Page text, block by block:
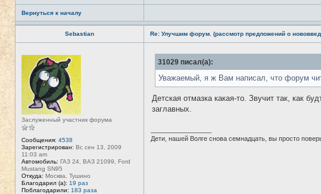
Вернуться к началу
Sebastian
Н
е
в
с
е
т
и
Заслуженный участник форума
Сообщения: 4538
Зарегистрирован: Вс сен 13, 2009
11:03 am
Автомобиль: ГАЗ 24, ВАЗ 21099, Ford
Mustang SN95
Откуда: Москва, Тушино
Благодарил (а): 19 раз
Поблагодарили: 183 раза
Re: Улучшим форум. (рассмотр предложений о
31029 писал(а):
Уважаемый, я ж Вам написал, что форум
Детская отмазка какая-то. Звучит так, как
заглавных.
Дети, нашей Волге снова семнадцать, вы просто